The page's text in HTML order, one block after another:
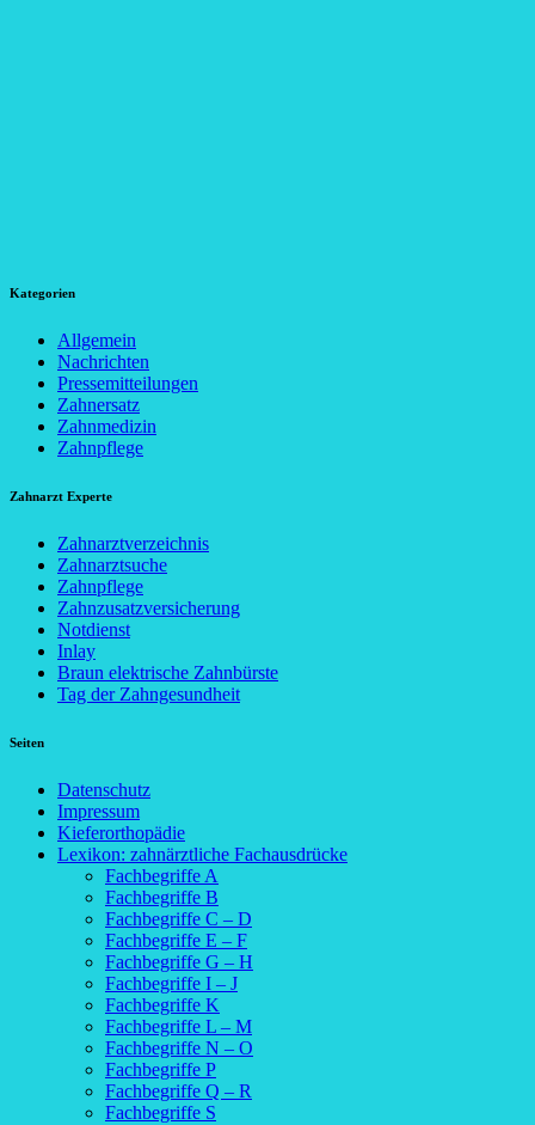
Kategorien
Allgemein
Nachrichten
Pressemitteilungen
Zahnersatz
Zahnmedizin
Zahnpflege
Zahnarzt Experte
Zahnarztverzeichnis
Zahnarztsuche
Zahnpflege
Zahnzusatzversicherung
Notdienst
Inlay
Braun elektrische Zahnbürste
Tag der Zahngesundheit
Seiten
Datenschutz
Impressum
Kieferorthopädie
Lexikon: zahnärztliche Fachausdrücke
Fachbegriffe A
Fachbegriffe B
Fachbegriffe C – D
Fachbegriffe E – F
Fachbegriffe G – H
Fachbegriffe I – J
Fachbegriffe K
Fachbegriffe L – M
Fachbegriffe N – O
Fachbegriffe P
Fachbegriffe Q – R
Fachbegriffe S